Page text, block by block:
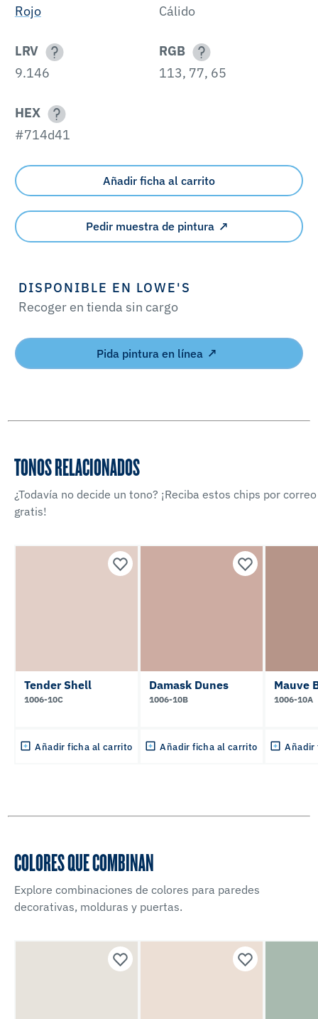
Rojo
Cálido
LRV
9.146
RGB
113, 77, 65
HEX
#714d41
Añadir ficha al carrito
Pedir muestra de pintura
DISPONIBLE EN LOWE'S
Recoger en tienda sin cargo
Pida pintura en línea
TONOS RELACIONADOS
¿Todavía no decide un tono? ¡Reciba estos chips por correo
gratis!
Tender Shell
1006-10C
Añadir ficha al carrito
Damask Dunes
1006-10B
Añadir ficha al carrito
Mauve
1006-10A
Añadir
COLORES QUE COMBINAN
Explore combinaciones de colores para paredes
decorativas, molduras y puertas.